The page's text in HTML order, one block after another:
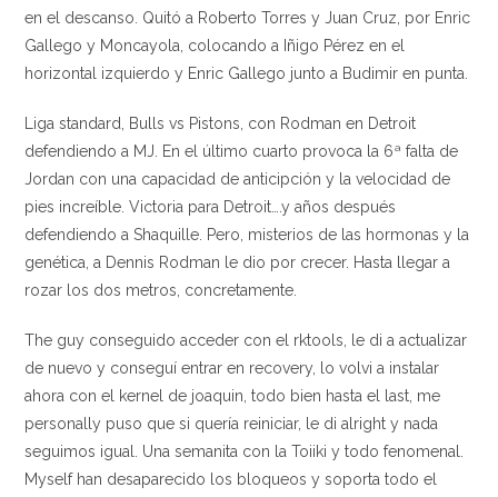
en el descanso. Quitó a Roberto Torres y Juan Cruz, por Enric
Gallego y Moncayola, colocando a Iñigo Pérez en el
horizontal izquierdo y Enric Gallego junto a Budimir en punta.
Liga standard, Bulls vs Pistons, con Rodman en Detroit
defendiendo a MJ. En el último cuarto provoca la 6ª falta de
Jordan con una capacidad de anticipción y la velocidad de
pies increíble. Victoria para Detroit….y años después
defendiendo a Shaquille. Pero, misterios de las hormonas y la
genética, a Dennis Rodman le dio por crecer. Hasta llegar a
rozar los dos metros, concretamente.
The guy conseguido acceder con el rktools, le di a actualizar
de nuevo y conseguí entrar en recovery, lo volvi a instalar
ahora con el kernel de joaquin, todo bien hasta el last, me
personally puso que si quería reiniciar, le di alright y nada
seguimos igual. Una semanita con la Toiiki y todo fenomenal.
Myself han desaparecido los bloqueos y soporta todo el